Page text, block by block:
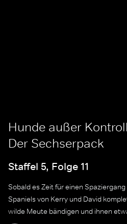
Hunde außer
Der Sechserpack
Staffel 5, Folge 11
Sobald es Zeit für einen
Spaniels von Kerry und David
wilde Meute bändigen und ihnen